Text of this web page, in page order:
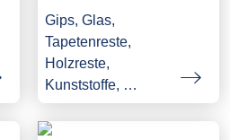
Gips, Glas,
Tapetenreste,
Holzreste,
Kunststoffe, …